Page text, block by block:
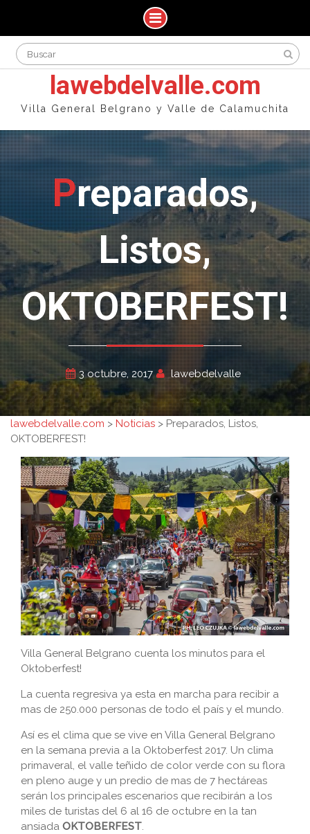
Skip
for:
lawebdelvalle.com
Villa General Belgrano y Valle de Calamuchita
Preparados,
Listos,
OKTOBERFEST!
3 octubre, 2017 lawebdelvalle
lawebdelvalle.com > Noticias > Preparados, Listos,
OKTOBERFEST!
Villa General Belgrano cuenta los minutos para el
Oktoberfest!
La cuenta regresiva ya esta en marcha para recibir a
mas de 250.000 personas de todo el país y el mundo.
Así es el clima que se vive en Villa General Belgrano
en la semana previa a la Oktoberfest 2017. Un clima
primaveral, el valle teñido de color verde con su flora
en pleno auge y un predio de mas de 7 hectáreas
serán los principales escenarios que recibirán a los
miles de turistas del 6 al 16 de octubre en la tan
ansiada OKTOBERFEST.